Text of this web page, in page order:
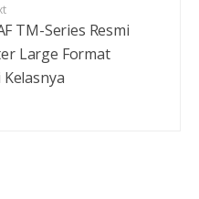
TM-Series Resmi
Large Format